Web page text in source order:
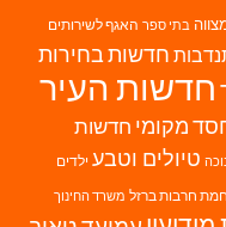
בתי ספר האגף לשירותים
חדשות בחירות
חדשות העיר
מקומי חדשות
טיולים וטבע ילדים
חרבות ברזל משרד החינוך